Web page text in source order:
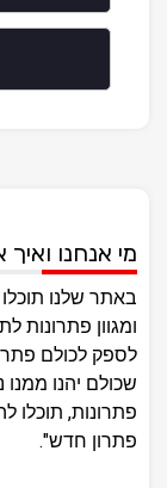
מי אנחנו ואיך
באתר שלנו
ומגוון פתרונות
לספק לכולם
שכולם יהנו ממנו
פתרונות, תוכלו
פתרון חדש".